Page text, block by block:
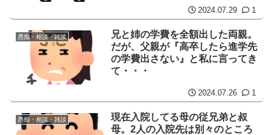
2024.07.29 1
愚痴・相談・雑談
兄と姉の学費を全額出した両親。
だが、父親が『高卒したら進学先
の学費出さない』と私に言ってき
て・・・
2024.07.26 1
愚痴・相談・雑談
現在入院してる母の従兄弟と叔
母。2人の入院先は別々のところ